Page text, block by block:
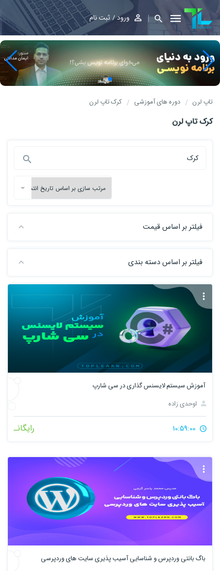
ورود ثبت نام
تاپ لرن دوره های آموزشی کرک تاپ لرن
کرک تاپ لرن
فیلتر بر اساس قیمت
فیلتر بر اساس دسته بندی
آموزش سیستم لایسنس گذاری در سی شارپ
اوحدی زاده
رایگانـ
باگ بانتی وردپرس و شناسایی آسیب پذیری سایت های وردپرسی